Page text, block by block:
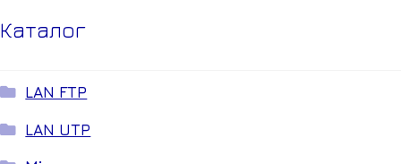
Каталог
LAN FTP
LAN UTP